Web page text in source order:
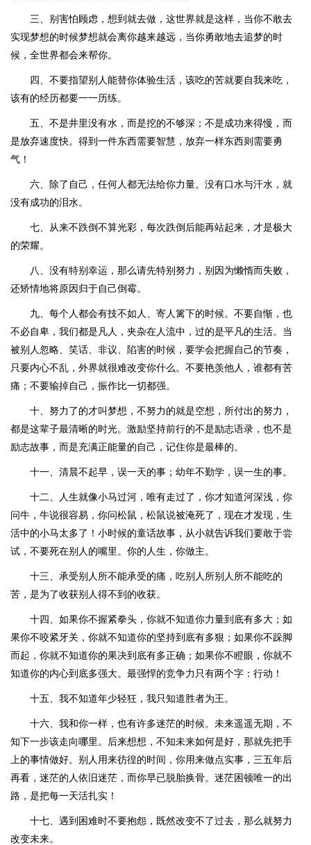
三、别害怕顾虑，想到就去做，这世界就是这样，当你不敢去
实现梦想的时候梦想就会离你越来越远，当你勇敢地去追梦的时
候，全世界都会来帮你。
四、不要指望别人能替你体验生活，该吃的苦就要自我来吃，
该有的经历都要一一历练。
五、不是井里没有水，而是挖的不够深；不是成功来得慢，而
是放弃速度快。得到一件东西需要智慧，放弃一样东西则需要勇
气！
六、除了自己，任何人都无法给你力量。没有口水与汗水，就
没有成功的泪水。
七、从来不跌倒不算光彩，每次跌倒后能再站起来，才是极大
的荣耀。
八、没有特别幸运，那么请先特别努力，别因为懒惰而失败，
还矫情地将原因归于自己倒霉。
九、每个人都会有技不如人、寄人篱下的时候。不要自惭，也
不必自卑，我们都是凡人，夹杂在人流中，过的是平凡的生活。当
被别人忽略、笑话、非议、陷害的时候，要学会把握自己的节奏，
只要内心不乱，外界就很难改变你什么。不要艳羡他人，谁都有苦
痛；不要输掉自己，振作比一切都强。
十、努力了的才叫梦想，不努力的就是空想，所付出的努力，
都是这辈子最清晰的时光。激励坚持前行的不是励志语录，也不是
励志故事，而是充满正能量的自己，记住你是最棒的。
十一、清晨不起早，误一天的事；幼年不勤学，误一生的事。
十二、人生就像小马过河，唯有走过了，你才知道河深浅，你
问牛，牛说很容易，你问松鼠，松鼠说被淹死了，现在才发现，生
活中的小马太多了！小时候的童话故事，从小就告诉我们要敢于尝
试，不要死在别人的嘴里。你的人生，你做主。
十三、承受别人所不能承受的痛，吃别人所别人所不能吃的
苦，是为了收获别人得不到的收获。
十四、如果你不握紧拳头，你就不知道你力量到底有多大；如
果你不咬紧牙关，你就不知道你的坚持到底有多狠；如果你不跺脚
而起，你就不知道你的果决到底有多正确；如果你不瞪眼，你就不
知道你的内心到底多强大。最强悍的竞争力只有两个字：行动！
十五、我不知道年少轻狂，我只知道胜者为王。
十六、我和你一样，也有许多迷茫的时候。未来遥遥无期，不
知下一步该走向哪里。后来想想，不知未来如何是好，那就先把手
上的事情做好。别人用来彷徨的时间，你用来做点实事，三五年后
再看，迷茫的人依旧迷茫，而你早已脱胎换骨。迷茫困顿唯一的出
路，是把每一天活扎实！
十七、遇到困难时不要抱怨，既然改变不了过去，那么就努力
改变未来。